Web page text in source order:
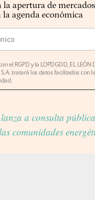
la apertura de
agenda económica
el RGPD y la LOPDGDD, EL LEÓN
S.A. tratará los datos facilitados con
a consulta
comunidades